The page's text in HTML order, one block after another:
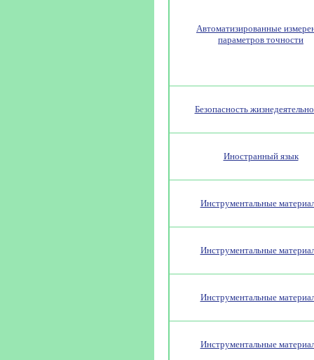
Автоматизированные
параметров точности
Безопасность
Иностранный язык
Инструментальные
Инструментальные
Инструментальные
Инструментальные